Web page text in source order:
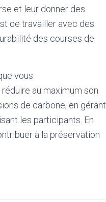
et leur donner des
de travailler avec des
des courses de
vous
au maximum son
de carbone, en gérant
les participants. En
à la préservation